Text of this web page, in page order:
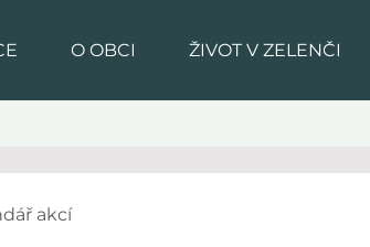
O OBCI ŽIVOT V ZELENČI
akcí